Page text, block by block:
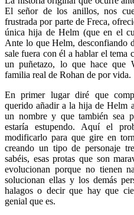
El señor de los anillos, nos
frustrada por parte de Freca,
única hija de Helm (que en el
Ante lo que Helm, desconfiando
sale fuera con él a hablar el tema
un puñetazo, lo que hace que
familia real de Rohan de por vida.
En primer lugar diré que
querido añadir a la hija de Helm
un nombre y que también sea
estaría estupendo. Aquí el
modificarlo para que gire en
creando un tipo de personaje
sabéis, esas protas que son
evolucionan porque no tienen
solucionan ellas y los demás
halagos o decir que hay que
genial que es.